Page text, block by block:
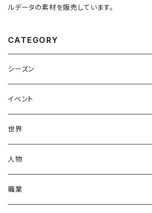
ルデータの素材を販売しています。
CATEGORY
シーズン
春
夏
秋
冬
イベント
出産・育児
母の日
中秋節
世界
ハワイアン
パリ
人物
赤ちゃん
職業